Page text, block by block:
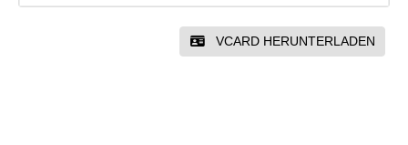
VCARD HERUNTERLADEN